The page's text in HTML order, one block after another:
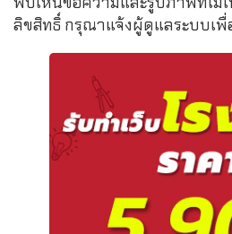
ลิขสิทธิ์ กรุณาแจ้งผู้ดูแลระบบเพื่